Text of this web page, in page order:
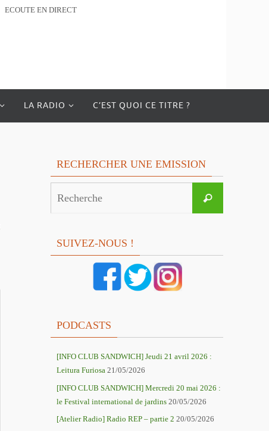
ECOUTE EN DIRECT
LA RADIO C’EST QUOI CE TITRE ?
RECHERCHER UNE EMISSION
Recherche
SUIVEZ-NOUS !
PODCASTS
[INFO CLUB SANDWICH] Jeudi 21 avril 2026 :
Leitura Furiosa 21/05/2026
[INFO CLUB SANDWICH] Mercredi 20 mai 2026 :
le Festival international de jardins 20/05/2026
[Atelier Radio] Radio REP – partie 2 20/05/2026